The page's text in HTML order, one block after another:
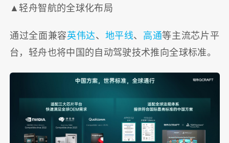
▲轻舟智航的全球化布局
通过全面兼容英伟达、 地平线、 高通等主流芯片平
台，轻舟也将中国的自动驾驶技术推向全球标准。